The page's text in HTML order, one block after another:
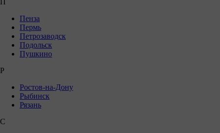
Пенза
Пермь
Петрозаводск
Подольск
Пушкино
Р
Ростов-на-Дону
Рыбинск
Рязань
С